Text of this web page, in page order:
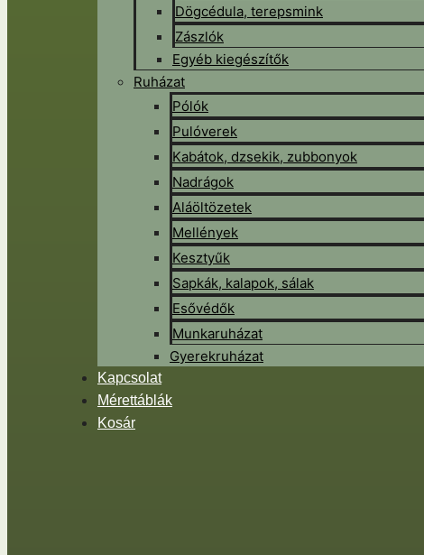
Dögcédula, terepsmink
Zászlók
Egyéb kiegészítők
Ruházat
Pólók
Pulóverek
Kabátok, dzsekik, zubbonyok
Nadrágok
Aláöltözetek
Mellények
Kesztyűk
Sapkák, kalapok, sálak
Esővédők
Munkaruházat
Gyerekruházat
Kapcsolat
Mérettáblák
Kosár